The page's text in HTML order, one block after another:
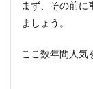
まず、その前に
ましょう。
ここ数年間人気